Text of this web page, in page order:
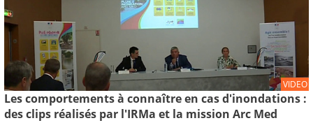
VIDEO
Les comportements à connaître en cas d'inondations :
des clips réalisés par l'IRMa et la mission Arc Med